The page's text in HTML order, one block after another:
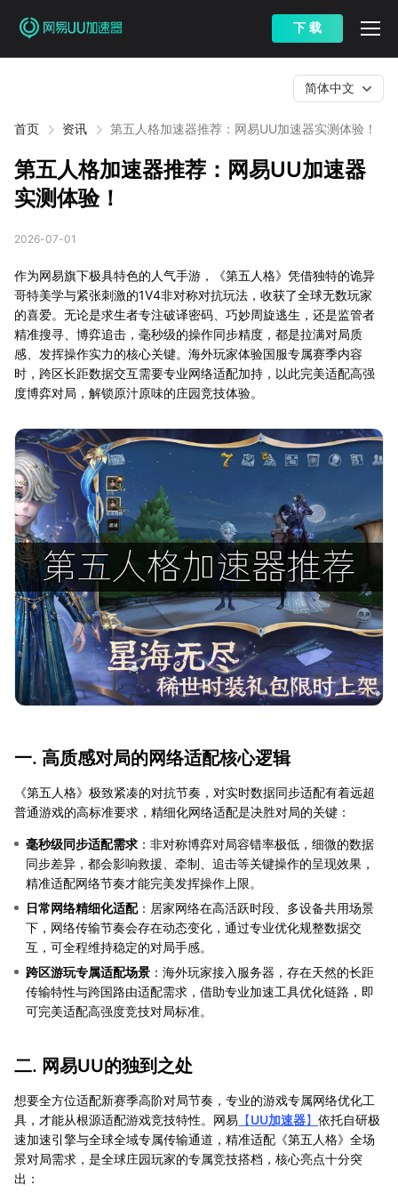
下 载
首页 资讯 第五人格加速器推荐：网易UU加速器实测体验！
简体中文
第五人格加速器推荐：网易UU加速器
实测体验！
2026-07-01
作为网易旗下极具特色的人气手游，《第五人格》凭借独特的诡异
哥特美学与紧张刺激的1V4非对称对抗玩法，收获了全球无数玩家
的喜爱。无论是求生者专注破译密码、巧妙周旋逃生，还是监管者
精准搜寻、博弈追击，毫秒级的操作同步精度，都是拉满对局质
感、发挥操作实力的核心关键。海外玩家体验国服专属赛季内容
时，跨区长距数据交互需要专业网络适配加持，以此完美适配高强
度博弈对局，解锁原汁原味的庄园竞技体验。
一. 高质感对局的网络适配核心逻辑
《第五人格》极致紧凑的对抗节奏，对实时数据同步适配有着远超
普通游戏的高标准要求，精细化网络适配是决胜对局的关键：
毫秒级同步适配需求 ：非对称博弈对局容错率极低，细微的数据
同步差异，都会影响救援、牵制、追击等关键操作的呈现效果，
精准适配网络节奏才能完美发挥操作上限。
日常网络精细化适配：居家网络在高活跃时段、多设备共用场景
下，网络传输节奏会存在动态变化，通过专业优化规整数据交
互，可全程维持稳定的对局手感。
跨区游玩专属适配场景 ：海外玩家接入服务器，存在天然的长距
传输特性与跨国路由适配需求，借助专业加速工具优化链路，即
可完美适配高强度竞技对局标准。
二. 网易UU的独到之处
想要全方位适配新赛季高阶对局节奏，专业的游戏专属网络优化工
具，才能从根源适配游戏竞技特性。网易 【UU加速器】 依托自研极
速加速引擎与全球全域专属传输通道，精准适配《第五人格》全场
景对局需求，是全球庄园玩家的专属竞技搭档，核心亮点十分突
出：